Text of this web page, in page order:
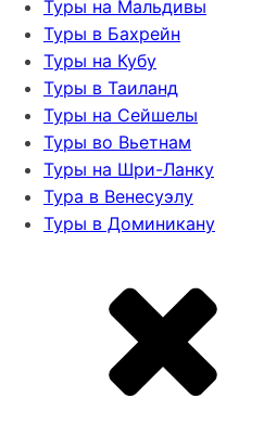
Туры на Мальдивы
Туры в Бахрейн
Туры на Кубу
Туры в Таиланд
Туры на Сейшелы
Туры во Вьетнам
Туры на Шри-Ланку
Тура в Венесуэлу
Туры в Доминикану